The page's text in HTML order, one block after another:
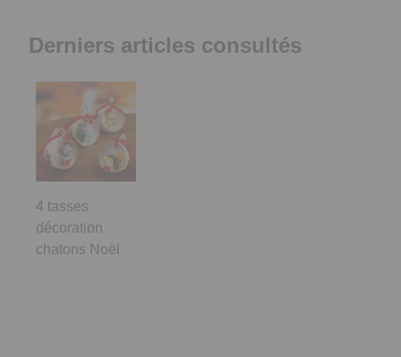
Derniers articles consultés
4 tasses
décoration
chatons Noël